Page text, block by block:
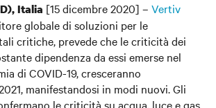
Italia [15 dicembre 2020] – Vertiv
globale di soluzioni per le
critiche, prevede che le criticità dei
dipendenza da essi emerse nel
di COVID-19, cresceranno
manifestandosi in modi nuovi. Gli
le criticità su acqua, luce e gas